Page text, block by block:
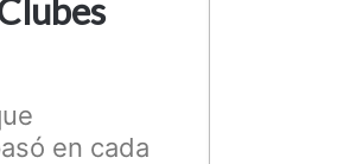
en cada